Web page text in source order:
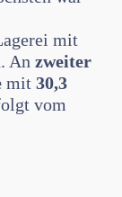
mit
An zweiter
mit 30,3
vom